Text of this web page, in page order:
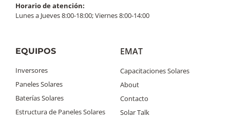
Horario de atención:
Lunes a Jueves 8:00-18:00; Viernes 8:00-14:00
EQUIPOS
Inversores
Paneles Solares
Baterías Solares
Estructura de Paneles Solares
EMAT
Capacitaciones Solares
About
Contacto
Solar Talk